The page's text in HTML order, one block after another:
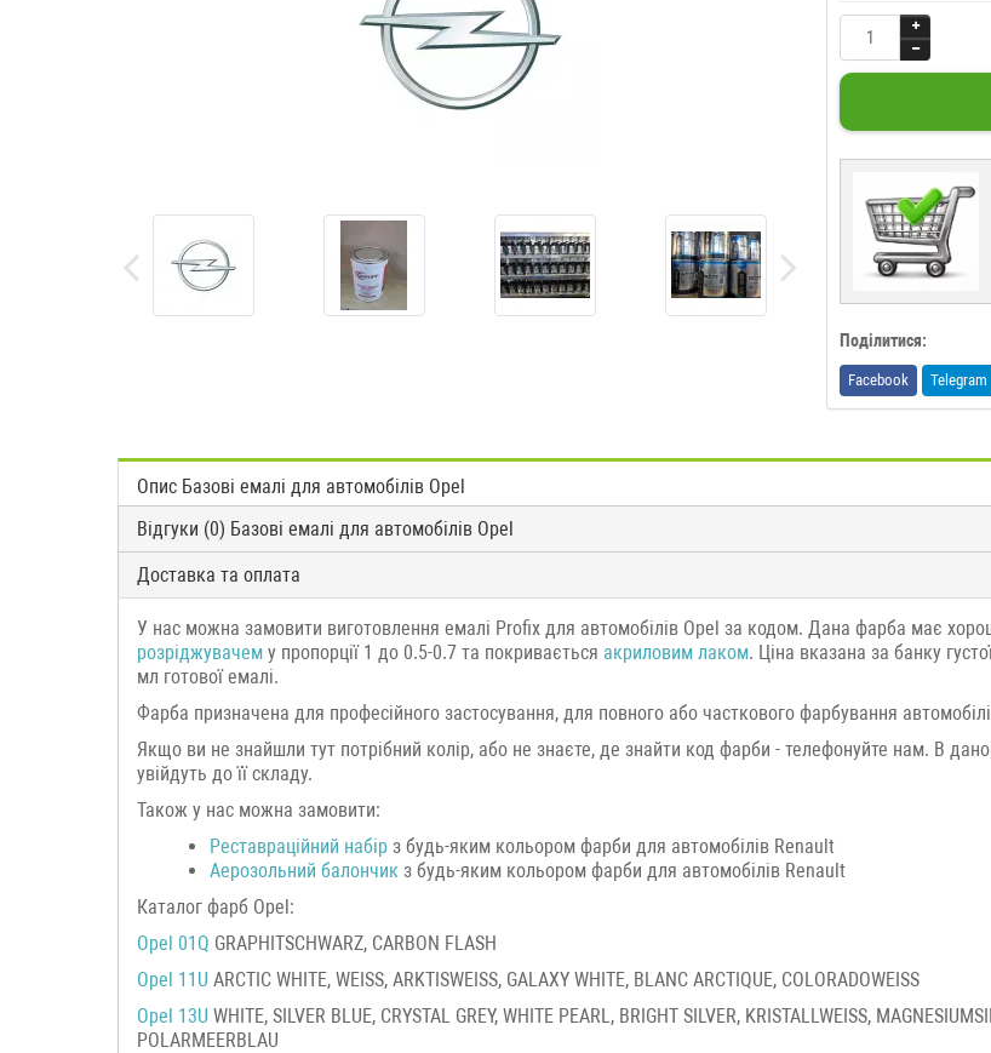
Поділитися:
Facebook Telegram
Опис Базові емалі для автомобілів Opel
Відгуки (0) Базові емалі для автомобілів Opel
Доставка та оплата
У нас можна замовити виготовлення емалі Profix для автомобілів Opel за кодом. Дана фарба має
розріджувачем у пропорції 1 до 0.5-0.7 та покривається акриловим лаком. Ціна вказана за банку
мл готової емалі.
Фарба призначена для професійного застосування, для повного або часткового фарбування
Якщо ви не знайшли тут потрібний колір, або не знаєте, де знайти код фарби - телефонуйте нам. В
увійдуть до її складу.
Також у нас можна замовити:
Реставраційний набір з будь-яким кольором фарби для автомобілів Renault
Аерозольний балончик з будь-яким кольором фарби для автомобілів Renault
Каталог фарб Opel:
Opel 01Q GRAPHITSCHWARZ, CARBON FLASH
Opel 11U ARCTIC WHITE, WEISS, ARKTISWEISS, GALAXY WHITE, BLANC ARCTIQUE, COLORADOWEISS
Opel 13U WHITE, SILVER BLUE, CRYSTAL GREY, WHITE PEARL, BRIGHT SILVER, KRISTALLWEISS,
POLARMEERBLAU